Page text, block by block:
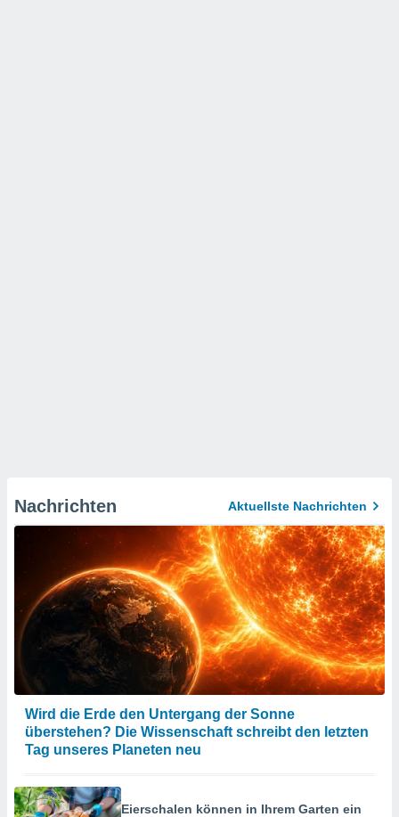
Nachrichten Aktuellste Nachrichten
Wird die Erde den Untergang der Sonne
überstehen? Die Wissenschaft schreibt den letzten
Tag unseres Planeten neu
Eierschalen können in Ihrem Garten ein